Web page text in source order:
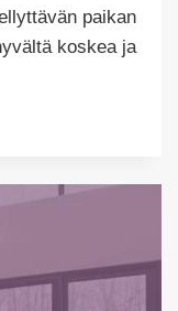
paikan
koskea ja